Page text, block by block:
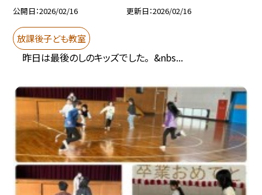
公開日 2026/02/16 更新日 2026/02/16
放課後子ども教室
昨日は最後のしのキッズでした。 &nbs...